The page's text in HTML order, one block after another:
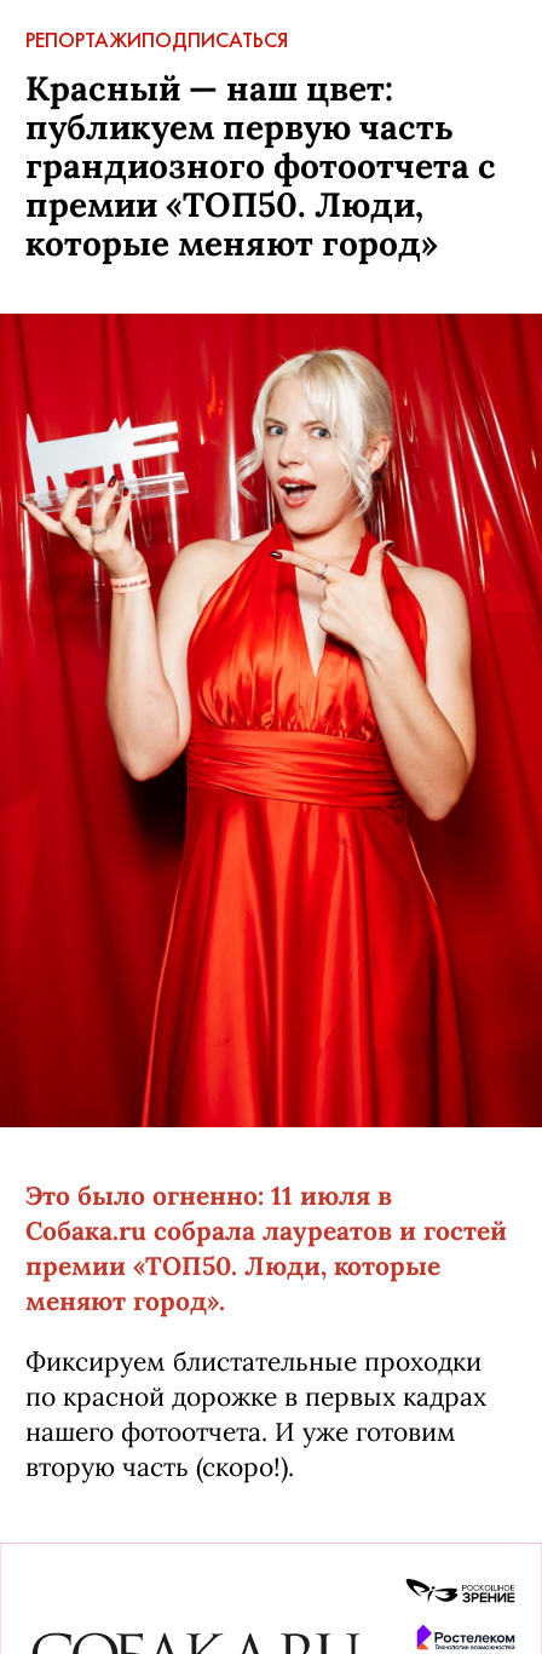
РЕПОРТАЖИПОДПИСАТЬСЯ
Красный — наш цвет:
публикуем первую часть
грандиозного фотоотчета с
премии «ТОП50. Люди,
которые меняют город»
Это было огненно: 11 июля в
Собака.ru собрала лауреатов и гостей
премии «ТОП50. Люди, которые
меняют город».
Фиксируем блистательные проходки
по красной дорожке в первых кадрах
нашего фотоотчета. И уже готовим
вторую часть (скоро!).